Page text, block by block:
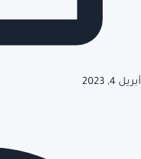
أبريل 4, 2023